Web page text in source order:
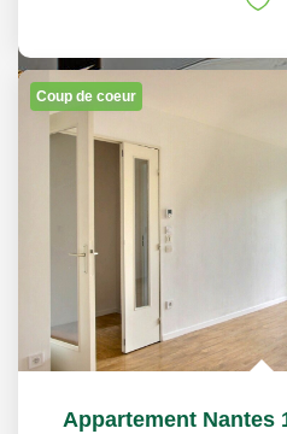
Coup de coeur
Appartement Nantes